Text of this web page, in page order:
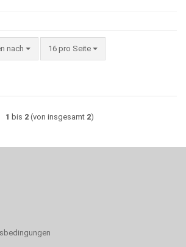
nach
nach 16 pro Seite
pro Seite
1 bis 2(von insgesamt 2)